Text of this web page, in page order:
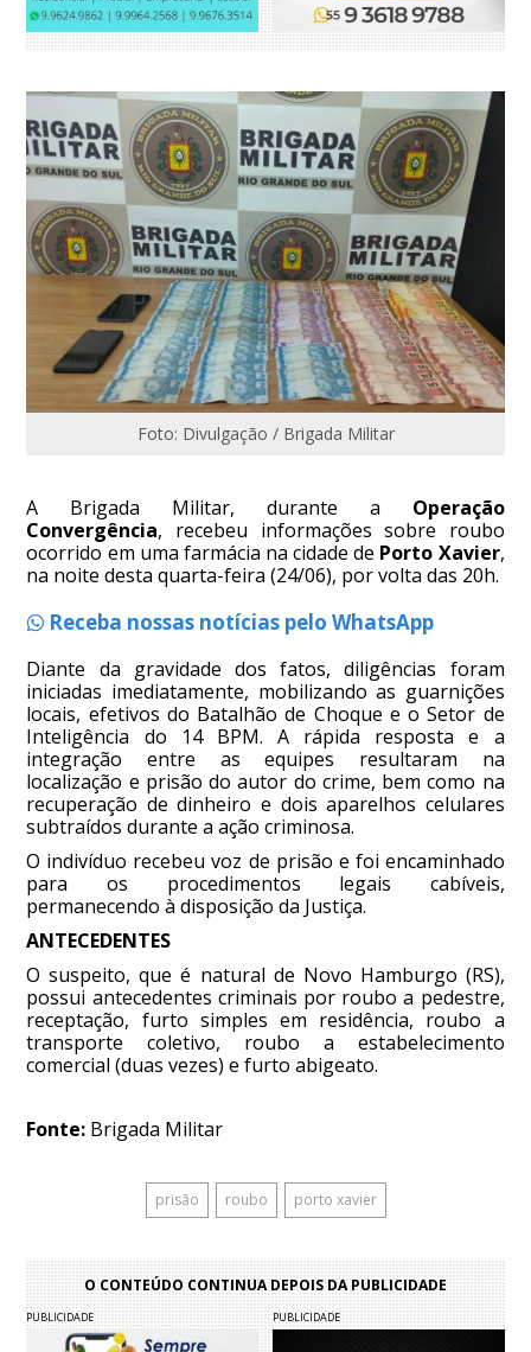
Foto: Divulgação / Brigada Militar
A Brigada Militar, durante a Operação
Convergência, recebeu informações sobre roubo
ocorrido em uma farmácia na cidade de Porto Xavier,
na noite desta quarta-feira (24/06), por volta das 20h.
Receba nossas notícias pelo WhatsApp
Diante da gravidade dos fatos, diligências foram
iniciadas imediatamente, mobilizando as guarnições
locais, efetivos do Batalhão de Choque e o Setor de
Inteligência do 14 BPM. A rápida resposta e a
integração entre as equipes resultaram na
localização e prisão do autor do crime, bem como na
recuperação de dinheiro e dois aparelhos celulares
subtraídos durante a ação criminosa.
O indivíduo recebeu voz de prisão e foi encaminhado
para os procedimentos legais cabíveis,
permanecendo à disposição da Justiça.
ANTECEDENTES
O suspeito, que é natural de Novo Hamburgo (RS),
possui antecedentes criminais por roubo a pedestre,
receptação, furto simples em residência, roubo a
transporte coletivo, roubo a estabelecimento
comercial (duas vezes) e furto abigeato.
Fonte: Brigada Militar
prisão roubo porto xavier
O CONTEÚDO CONTINUA DEPOIS DA PUBLICIDADE
PUBLICIDADE PUBLICIDADE